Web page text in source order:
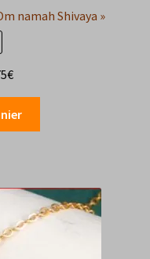
namah Shivaya »
€Le
actuel
est :